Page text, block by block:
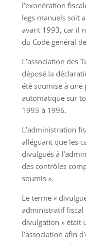
l’exonération
legs manuels soit
avant 1993, car il
du Code général
L’association des
déposé la
été soumise à
automatique sur
1993 à 1996.
L’administration
alléguant que les
divulgués à
des contrôles
soumis ».
Le terme «
administratif fiscal
divulgation » était
l’association afin